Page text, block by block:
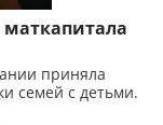
маткапитала
приняла
семей с детьми.